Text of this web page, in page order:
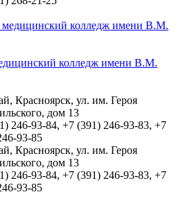
колледж имени В.М.
Красноярск, ул. им. Героя
дом 13
246-93-84, +7 (391) 246-93-83, +7
93-85
Красноярск, ул. им. Героя
дом 13
246-93-84, +7 (391) 246-93-83, +7
93-85